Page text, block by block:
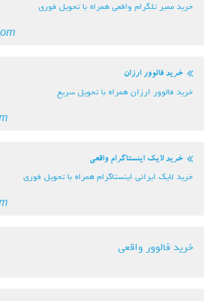
خرید ممبر تلگرام واقعی همراه با تحویل فوری
خرید فالوور ارزان
خرید فالوور ارزان همراه با تحویل سریع
خرید لایک اینستاگرام واقعی
خرید لایک ایرانی اینستاگرام همراه با تحویل فوری
خرید فالوور واقعی